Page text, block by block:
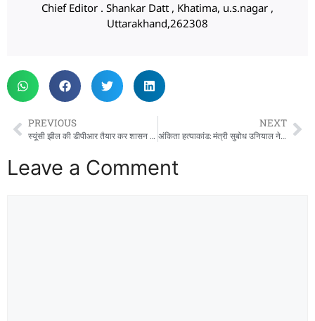
Chief Editor . Shankar Datt , Khatima, u.s.nagar ,
Uttarakhand,262308
PREVIOUS
स्यूंसी झील की डीपीआर तैयार कर शासन को भेज दी गई है: महाराज
NEXT
अंकिता हत्याकांड: मंत्री सुबोध उनियाल ने की प्रेस कॉन्फ्रेंस, बोले- सबूत लाओ, सरकार हर जांच को तैयार
Leave a Comment